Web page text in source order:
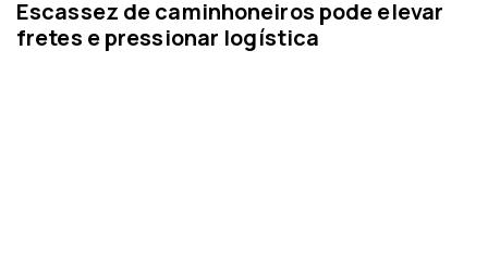
Escassez de caminhoneiros pode elevar
fretes e pressionar logística